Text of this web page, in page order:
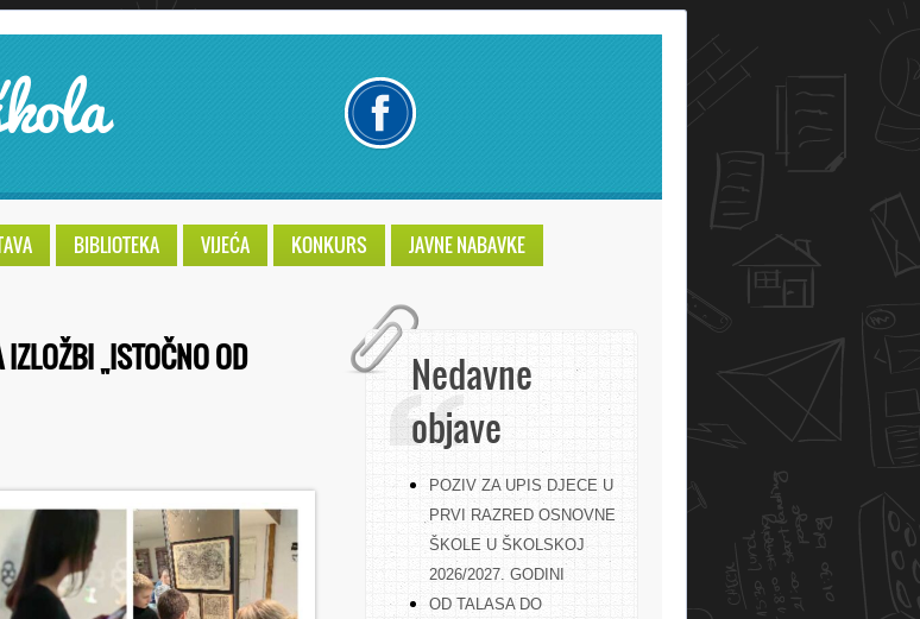
BIBLIOTEKA VIJEĆA KONKURS JAVNE NABAVKE
Nedavne
objave
POZIV ZA UPIS DJECE U
PRVI RAZRED OSNOVNE
ŠKOLE U ŠKOLSKOJ
2026/2027. GODINI
OD TALASA DO
IZLOŽBI „ISTOČNO OD